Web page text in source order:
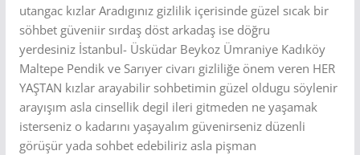
utangac kızlar Aradıgınız gizlilik içerisinde güzel sıcak bir
söhbet güveniir sırdaş döst arkadaş ise döğru
yerdesiniz İstanbul- Üsküdar Beykoz Ümraniye Kadıköy
Maltepe Pendik ve Sarıyer civarı gizliliğe önem veren HER
YAŞTAN kızlar arayabilir sohbetimin güzel oldugu söylenir
arayışım asla cinsellik degil ileri gitmeden ne yaşamak
isterseniz o kadarını yaşayalım güvenirseniz düzenli
görüşür yada sohbet edebiliriz asla pişman